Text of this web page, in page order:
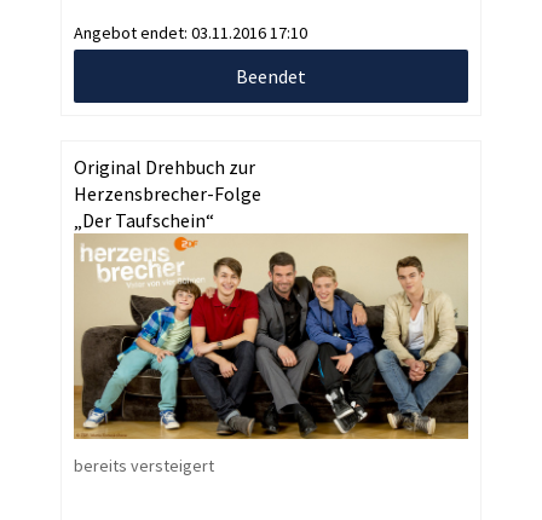
Angebot endet: 03.11.2016 17:10
Beendet
Original Drehbuch zur
Herzensbrecher-Folge
„Der Taufschein“
bereits versteigert